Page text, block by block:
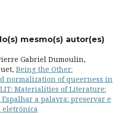
mesmo(s) autor(es)
Gabriel Dumoulin,
Being the Other:
normalization of queerness in
Materialities of Literature:
Espalhar a palavra: preservar e